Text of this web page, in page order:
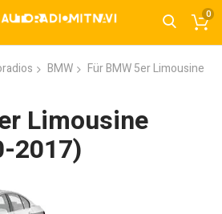
0
BMW
Für BMW 5er Limousine
Limousine
2017)